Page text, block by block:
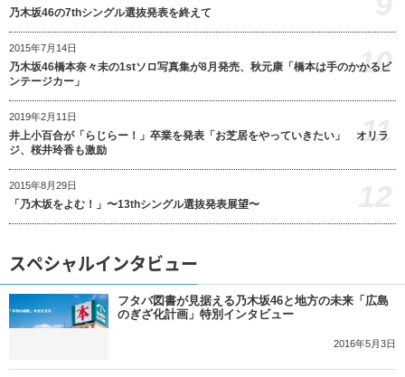
乃木坂46の7thシングル選抜発表を終えて
2015年7月14日
乃木坂46橋本奈々未の1stソロ写真集が8月発売、秋元康「橋本は手のかかるビ
ンテージカー」
10
2019年2月11日
井上小百合が「らじらー！」卒業を発表「お芝居をやっていきたい」 オリラ
ジ、桜井玲香も激励
11
2015年8月29日
「乃木坂をよむ！」〜13thシングル選抜発表展望〜
スペシャルインタビュー
フタバ図書が見据える乃木坂46と地方の未来「広島
のぎざ化計画」特別インタビュー
2016年5月3日